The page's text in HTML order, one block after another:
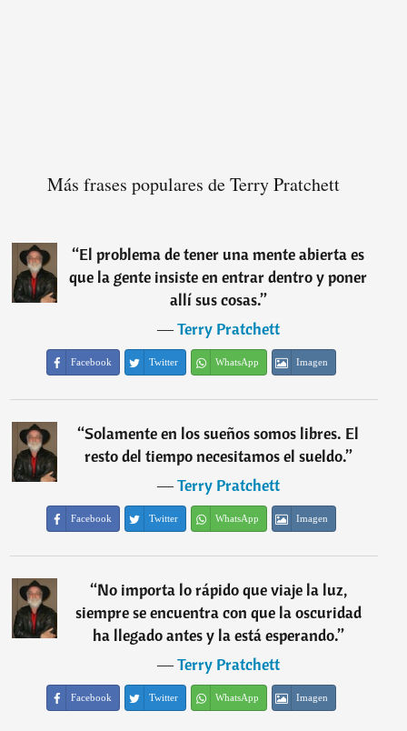
Más frases populares de Terry Pratchett
“El problema de tener una mente abierta es
que la gente insiste en entrar dentro y poner
allí sus cosas.”
―Terry Pratchett
Facebook Twitter WhatsApp Imagen
“Solamente en los sueños somos libres. El
resto del tiempo necesitamos el sueldo.”
―Terry Pratchett
Facebook Twitter WhatsApp Imagen
“No importa lo rápido que viaje la luz,
siempre se encuentra con que la oscuridad
ha llegado antes y la está esperando.”
―Terry Pratchett
Facebook Twitter WhatsApp Imagen